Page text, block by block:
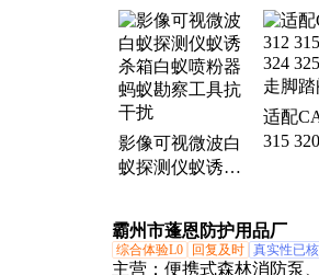
磅、电动脚手架、装载机
平台、光伏板升降机、内
机、研磨机、裁切机、平
磨头、滑移机、消防机器
消防器材
影像可视微波白
蚁探测仪蚁诱杀
扰
适配
315
霸州市蓬恩防护用品厂
综合体验L0 回复及时 真实性已
主营： 便携式森林消防泵